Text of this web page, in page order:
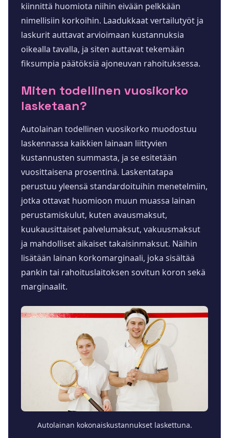
kiinnittä huomiota niihin eivään pelkkään
nimellisiin korkoihin. Laadukkaat vertailutyöt ja
laskurit auttavat arvioimaan kustannuksia
oikealla tavalla, ja siten auttavat tekemään
fiksumpia päätöksiä ajoneuvan rahoituksessa.
Miten todellinen vuosikorko
lasketaan?
Autolainan todellinen vuosikorko muodostuu
laskennassa kaikkien lainaan liittyvien
kustannusten summasta, ja se esitetään
vuosittaisena prosentinä. Laskentatapa
perustuu yleensä standardoituihin menetelmiin,
jotka ottavat huomioon muun muassa lainan
perustamiskulut, kuten avausmaksut,
kuukausittaiset palvelumaksut, vakuusmaksut
ja mahdolliset aikaiset takaisinmaksut. Näihin
lisätään lainan korkomarginaali, joka sisältää
pankin tai rahoituslaitoksen sovitun koron sekä
marginaalit.
Autolainan kokonaiskustannukset laskettuna.